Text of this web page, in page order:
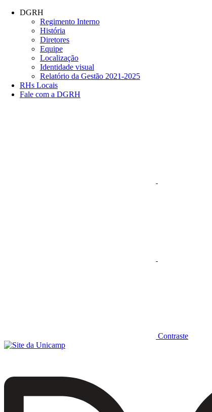
Conteúdo principal
DGRH
Regimento Interno
História
Diretores
Equipe
Localização
Identidade visual
Relatório da Gestão 2021-2025
RHs Locais
Fale com a DGRH
Contraste